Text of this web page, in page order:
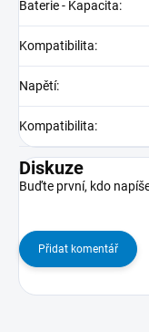
Baterie - Kapacita:
Kompatibilita:
Napětí:
Kompatibilita:
Diskuze
Buďte první, kdo
Přidat komentář